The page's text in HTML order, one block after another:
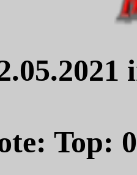
Top: 0